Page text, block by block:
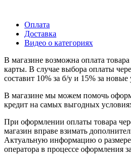
Оплата
Доставка
Видео о категориях
В магазине возможна оплата
карты. В случае выбора оплаты
составит 10% за б/у и 15% за новые
В магазине мы можем помочь
кредит на самых выгодных
При оформлении оплаты товара
магазин вправе взимать
Актуальную информацию о
оператора в процессе оформления